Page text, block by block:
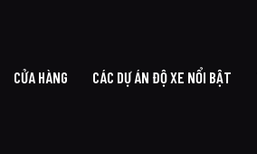
CỬA HÀNG CÁC DỰ ÁN ĐỘ XE NỔI BẬT